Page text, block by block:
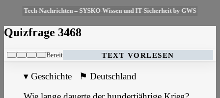
Tech-Nachrichten – SYSKO-Wissen und IT-Sicherheit by GWS
Quizfrage 3468
Bereit TEXT VORLESEN
▾ Geschichte ⚑ Deutschland